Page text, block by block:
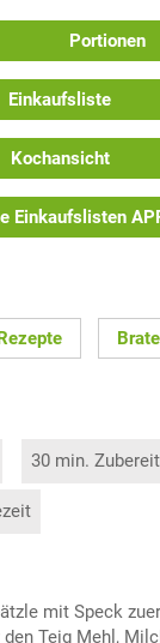
Portionen
Einkaufsliste
Kochansicht
Einkaufslisten
30 min.
mit Speck
Teig Mehl,